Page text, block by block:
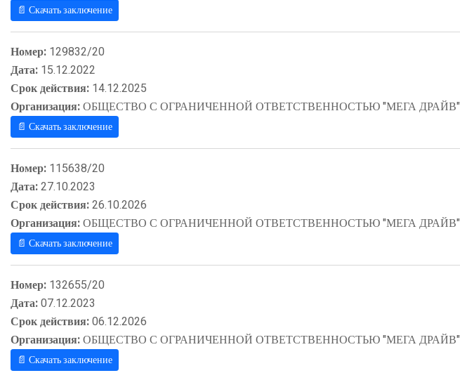
📄 Скачать заключение
Номер: 129832/20
Дата: 15.12.2022
Срок действия: 14.12.2025
Организация:ОБЩЕСТВО С ОГРАНИЧЕННОЙ ОТВЕТСТВЕННОСТЬЮ "МЕГА ДРАЙВ"
📄 Скачать заключение
Номер: 115638/20
Дата:27.10.2023
Срок действия:26.10.2026
Организация:ОБЩЕСТВО С ОГРАНИЧЕННОЙ ОТВЕТСТВЕННОСТЬЮ "МЕГА ДРАЙВ"
📄 Скачать заключение
Номер: 132655/20
Дата:07.12.2023
Срок действия:06.12.2026
Организация:ОБЩЕСТВО С ОГРАНИЧЕННОЙ ОТВЕТСТВЕННОСТЬЮ "МЕГА ДРАЙВ"
📄 Скачать заключение